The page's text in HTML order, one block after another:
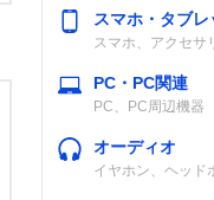
スマホ・タブレ
スマホ、アクセサ
PC・PC関連
PC、PC周辺機器
オーディオ
イヤホン、ヘッド